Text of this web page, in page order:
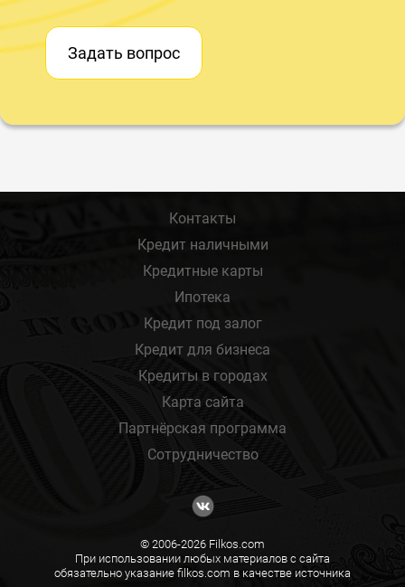
Задать вопрос
Контакты
Кредит наличными
Кредитные карты
Ипотека
Кредит под залог
Кредит для бизнеса
Кредиты в городах
Карта сайта
Партнёрская программа
Сотрудничество
© 2006-2026 Filkos.com
При использовании любых материалов с сайта
обязательно указание filkos.com в качестве источника